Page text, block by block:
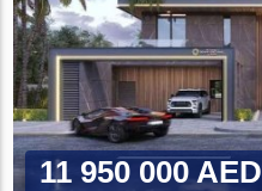
11 950 000 AED